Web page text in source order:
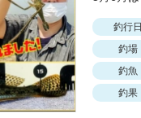
釣行
釣場
釣魚
釣果